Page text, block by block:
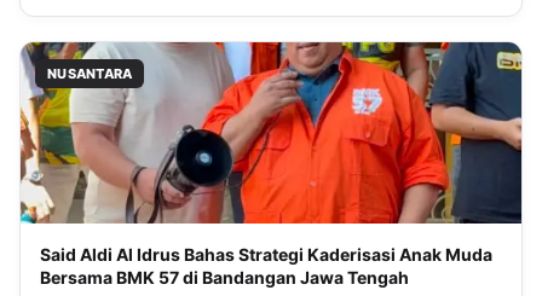
NUSANTARA
Said Aldi Al Idrus Bahas Strategi Kaderisasi Anak Muda
Bersama BMK 57 di Bandangan Jawa Tengah